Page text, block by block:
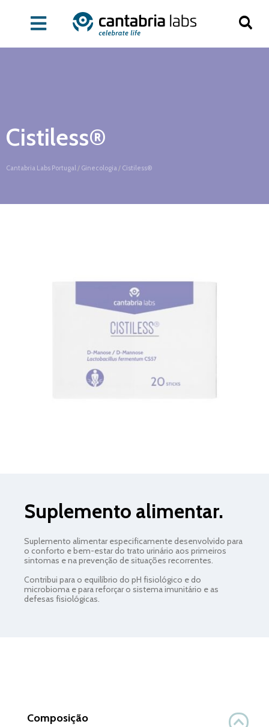
Cistiless®
Cantabria Labs Portugal/ Ginecologia/ Cistiless®
Suplemento alimentar.
Suplemento alimentar especificamente desenvolvido para
o conforto e bem-estar do trato urinário aos primeiros
sintomas e na prevenção de situações recorrentes.
Contribui para o equilíbrio do pH fisiológico e do
microbioma e para reforçar o sistema imunitário e as
defesas fisiológicas.
Composição